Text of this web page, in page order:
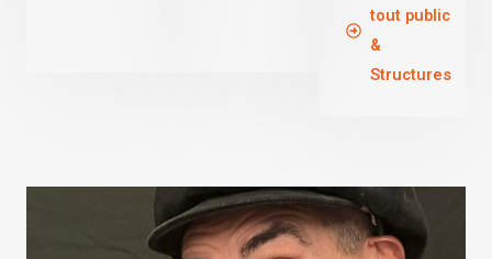
tout public
&
Structures